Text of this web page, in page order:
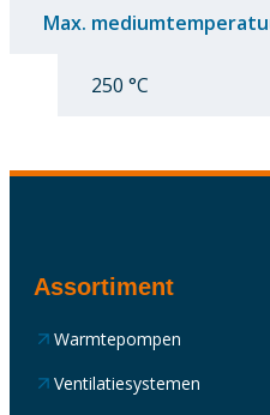
Max.
250 °C
Assortiment
Warmtepompen
Ventilatiesystemen